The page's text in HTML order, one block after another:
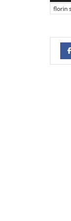
florin